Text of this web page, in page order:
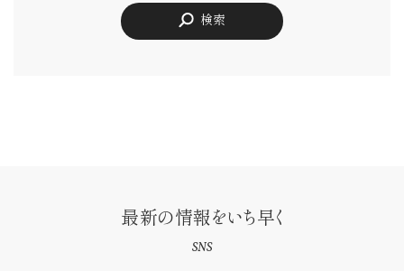
検索
最新の情報をいち早く
SNS